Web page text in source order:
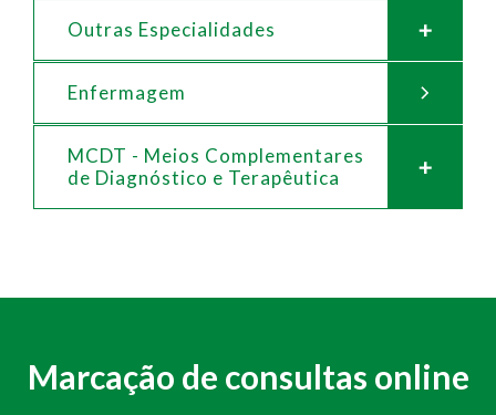
Outras Especialidades
Enfermagem
MCDT - Meios Complementares
de Diagnóstico e Terapêutica
Marcação de consultas online